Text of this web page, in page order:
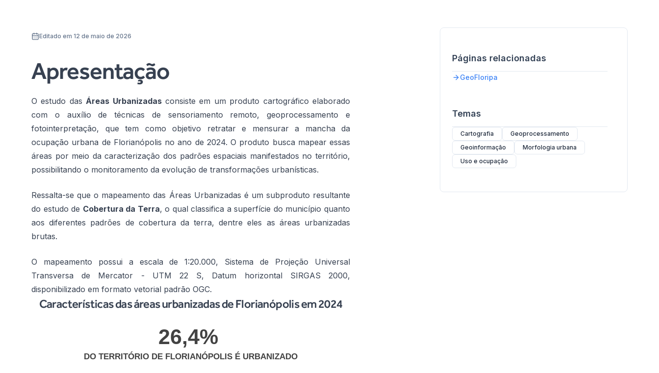
Editado em 12 de maio de 2026
Apresentação
O estudo dasÁreas Urbanizadasconsiste em um produto cartográfico elaborado
com o auxílio de técnicas de sensoriamento remoto, geoprocessamento e
fotointerpretação, que tem como objetivo retratar e mensurar a mancha da
ocupação urbana de Florianópolis no ano de 2024. O produto busca mapear essas
áreas por meio da caracterização dos padrões espaciais manifestados no território,
possibilitando o monitoramento da evolução de transformações urbanísticas.
Ressalta-se que o mapeamento das Áreas Urbanizadas é um subproduto resultante
do estudo de Cobertura da Terra, o qual classifica a superfície do município quanto
aos diferentes padrões de cobertura da terra, dentre eles as áreas urbanizadas
brutas.
O mapeamento possui a escala de 1:20.000, Sistema de Projeção Universal
Transversa de Mercator - UTM 22 S, Datum horizontal SIRGAS 2000,
disponibilizado em formato vetorial padrão OGC.
Características das áreas urbanizadas de Florianópolis em 2024
26,4%
DO TERRITÓRIO DE FLORIANÓPOLIS É URBANIZADO
Páginas relacionadas
GeoFloripa
Temas
Cartografia
Geoprocessamento
Geoinformação
Morfologia urbana
Uso e ocupação